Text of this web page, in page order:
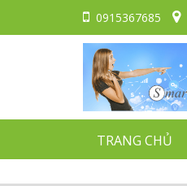
0915367685
TRANG CHỦ